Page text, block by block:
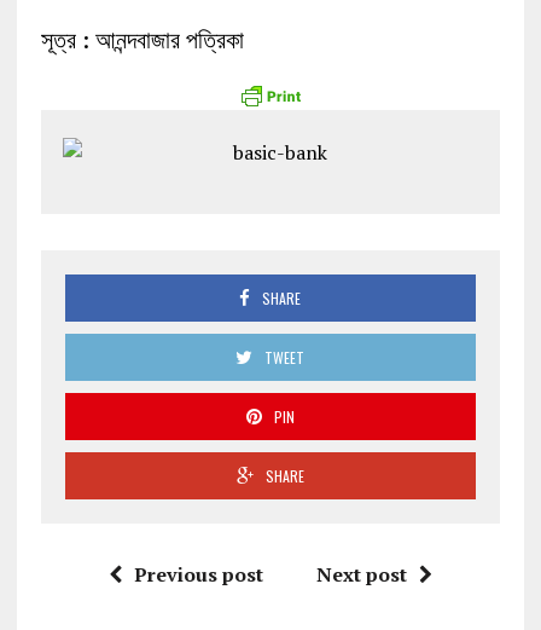
সূত্র : আনন্দবাজার পত্রিকা
SHARE
TWEET
PIN
SHARE
Previous post Next post